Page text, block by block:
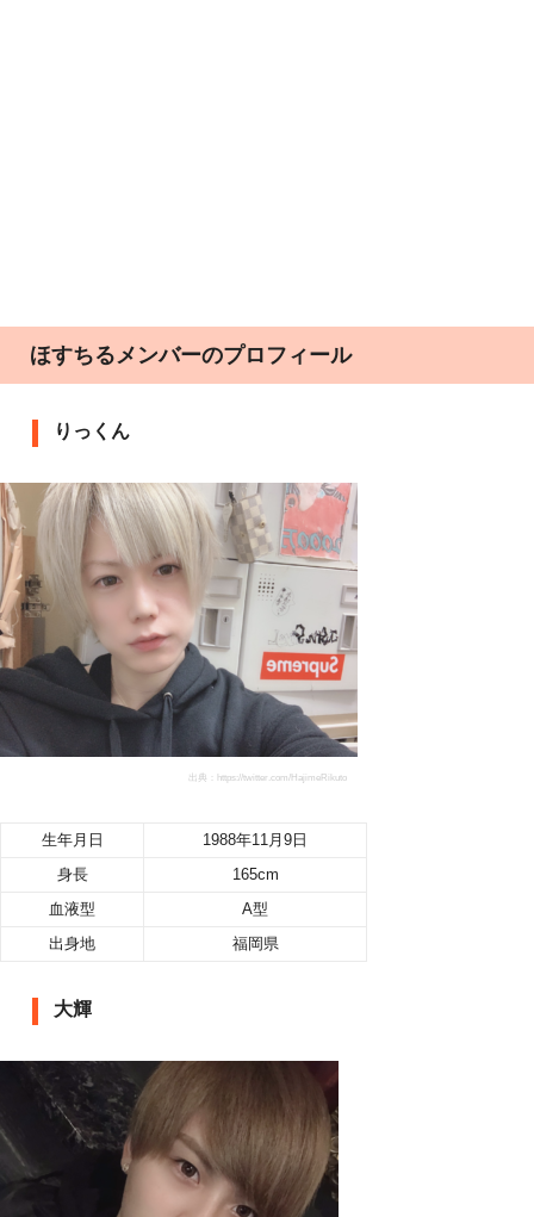
ほすちるメンバーのプロフィール
りっくん
出典：https://twitter.com/HajimeRikuto
生年月日
1988年11月9日
身長
165cm
血液型
A型
出身地
福岡県
大輝